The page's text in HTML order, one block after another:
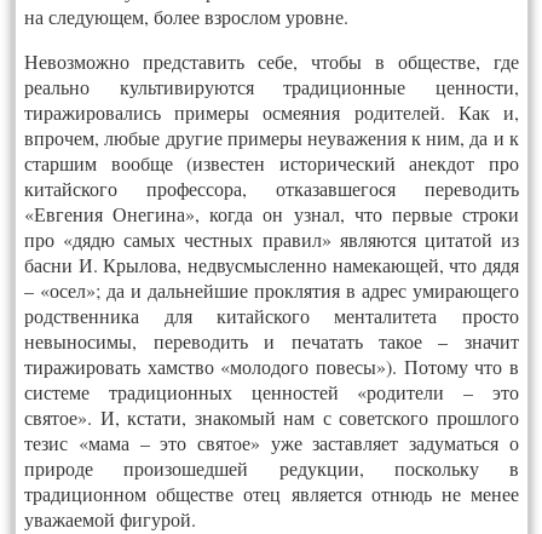
на следующем, более взрослом уровне.
Невозможно представить себе, чтобы в обществе, где
реально культивируются традиционные ценности,
тиражировались примеры осмеяния родителей. Как и,
впрочем, любые другие примеры неуважения к ним, да и к
старшим вообще (известен исторический анекдот про
китайского профессора, отказавшегося переводить
«Евгения Онегина», когда он узнал, что первые строки
про «дядю самых честных правил» являются цитатой из
басни И. Крылова, недвусмысленно намекающей, что дядя
– «осел»; да и дальнейшие проклятия в адрес умирающего
родственника для китайского менталитета просто
невыносимы, переводить и печатать такое – значит
тиражировать хамство «молодого повесы»). Потому что в
системе традиционных ценностей «родители – это
святое». И, кстати, знакомый нам с советского прошлого
тезис «мама – это святое» уже заставляет задуматься о
природе произошедшей редукции, поскольку в
традиционном обществе отец является отнюдь не менее
уважаемой фигурой.